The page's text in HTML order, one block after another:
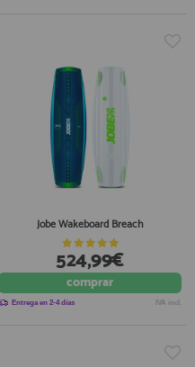
Jobe Wakeboard Breach
524,99€
comprar
Entrega en 2-4 días IVA incl.